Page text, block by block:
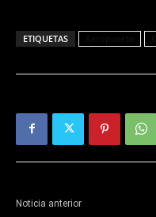
ETIQUETAS
Noticia anterior